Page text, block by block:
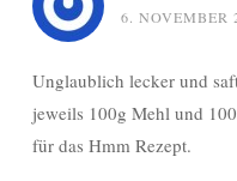
6. NOVEMBER
Unglaublich lecker und
jeweils 100g Mehl und
für das Hmm Rezept.